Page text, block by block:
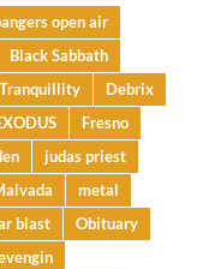
open air
Black Sabbath
Debrix
Fresno
judas priest
metal
blast
Obituary